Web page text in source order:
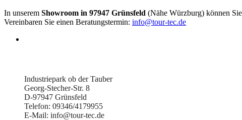
In unserem Showroom in 97947 Grünsfeld (Nähe Würzburg) können
Vereinbaren Sie einen Beratungstermin: info@tour-tec.de
Industriepark ob der Tauber
Georg-Stecher-Str. 8
D-97947 Grünsfeld
Telefon: 09346/4179955
E-Mail: info@tour-tec.de